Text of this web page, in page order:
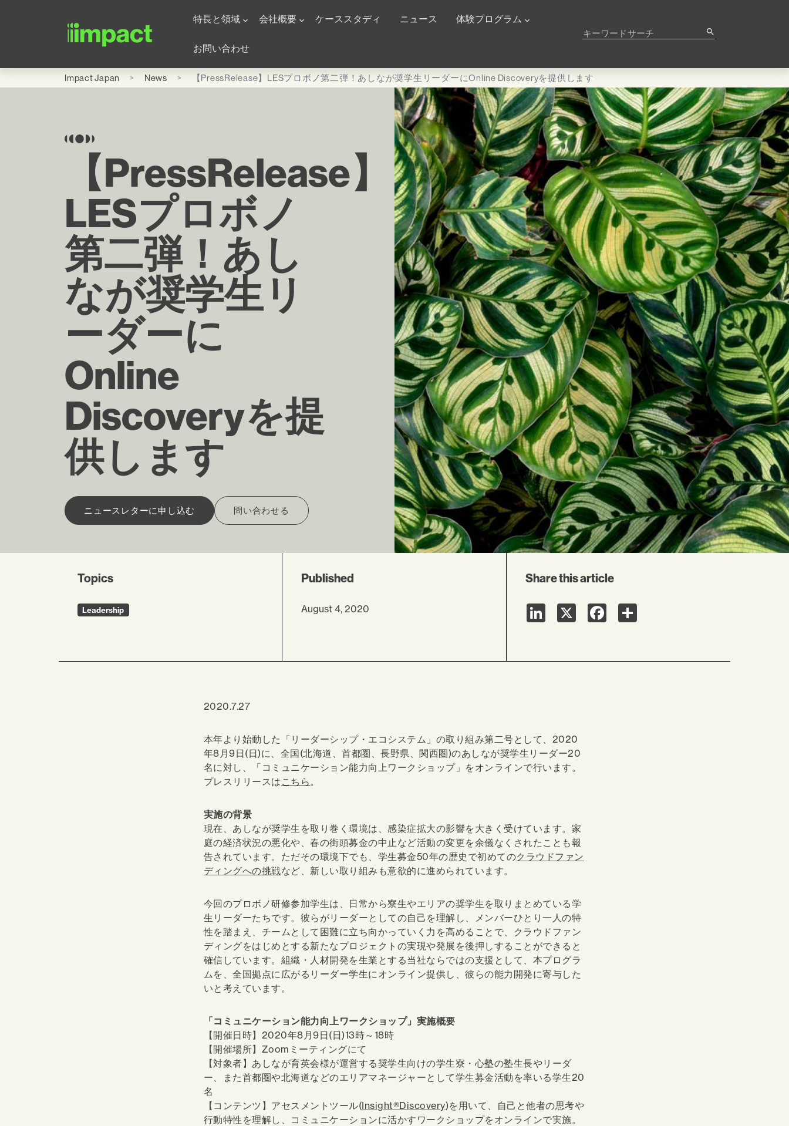
キーワードサーチ search
特長と領域
会社概要 ケーススタディ ニュース 体験プログラム
お問い合わせ
Impact Japan News 【PressRelease】LESプロボノ第二弾！あしなが奨学生リーダーにOnline Discoveryを提供します
【PressRelease】
LESプロボノ
第二弾！あし
なが奨学生リ
ーダーに
Online
Discoveryを提
供します
ニュースレターに申し込む 問い合わせる
Topics
Leadership
Published
August 4, 2020
Share this article
LinkedInX FacebookShare
2020.7.27
本年より始動した「リーダーシップ・エコシステム」の取り組み第二号として、2020
年8月9日(日)に、全国(北海道、首都圏、長野県、関西圏)のあしなが奨学生リーダー20
名に対し、「コミュニケーション能力向上ワークショップ」をオンラインで行います。
プレスリリースは こちら。
実施の背景
現在、あしなが奨学生を取り巻く環境は、感染症拡大の影響を大きく受けています。家
庭の経済状況の悪化や、春の街頭募金の中止など活動の変更を余儀なくされたことも報
告されています。ただその環境下でも、学生募金50年の歴史で初めてのクラウドファン
ディングへの挑戦など、新しい取り組みも意欲的に進められています。
今回のプロボノ研修参加学生は、日常から寮生やエリアの奨学生を取りまとめている学
生リーダーたちです。彼らがリーダーとしての自己を理解し、メンバーひとり一人の特
性を踏まえ、チームとして困難に立ち向かっていく力を高めることで、クラウドファン
ディングをはじめとする新たなプロジェクトの実現や発展を後押しすることができると
確信しています。組織・人材開発を生業とする当社ならではの支援として、本プログラ
ムを、全国拠点に広がるリーダー学生にオンライン提供し、彼らの能力開発に寄与した
いと考えています。
「コミュニケーション能力向上ワークショップ」実施概要
【開催日時】2020年8月9日(日)13時～18時
【開催場所】Zoomミーティングにて
【対象者】あしなが育英会様が運営する奨学生向けの学生寮・心塾の塾生長やリーダ
ー、また首都圏や北海道などのエリアマネージャーとして学生募金活動を率いる学生20
名
【コンテンツ】アセスメントツール(Insight®Discovery)を用いて、自己と他者の思考や
行動特性を理解し、コミュニケーションに活かすワークショップをオンラインで実施。